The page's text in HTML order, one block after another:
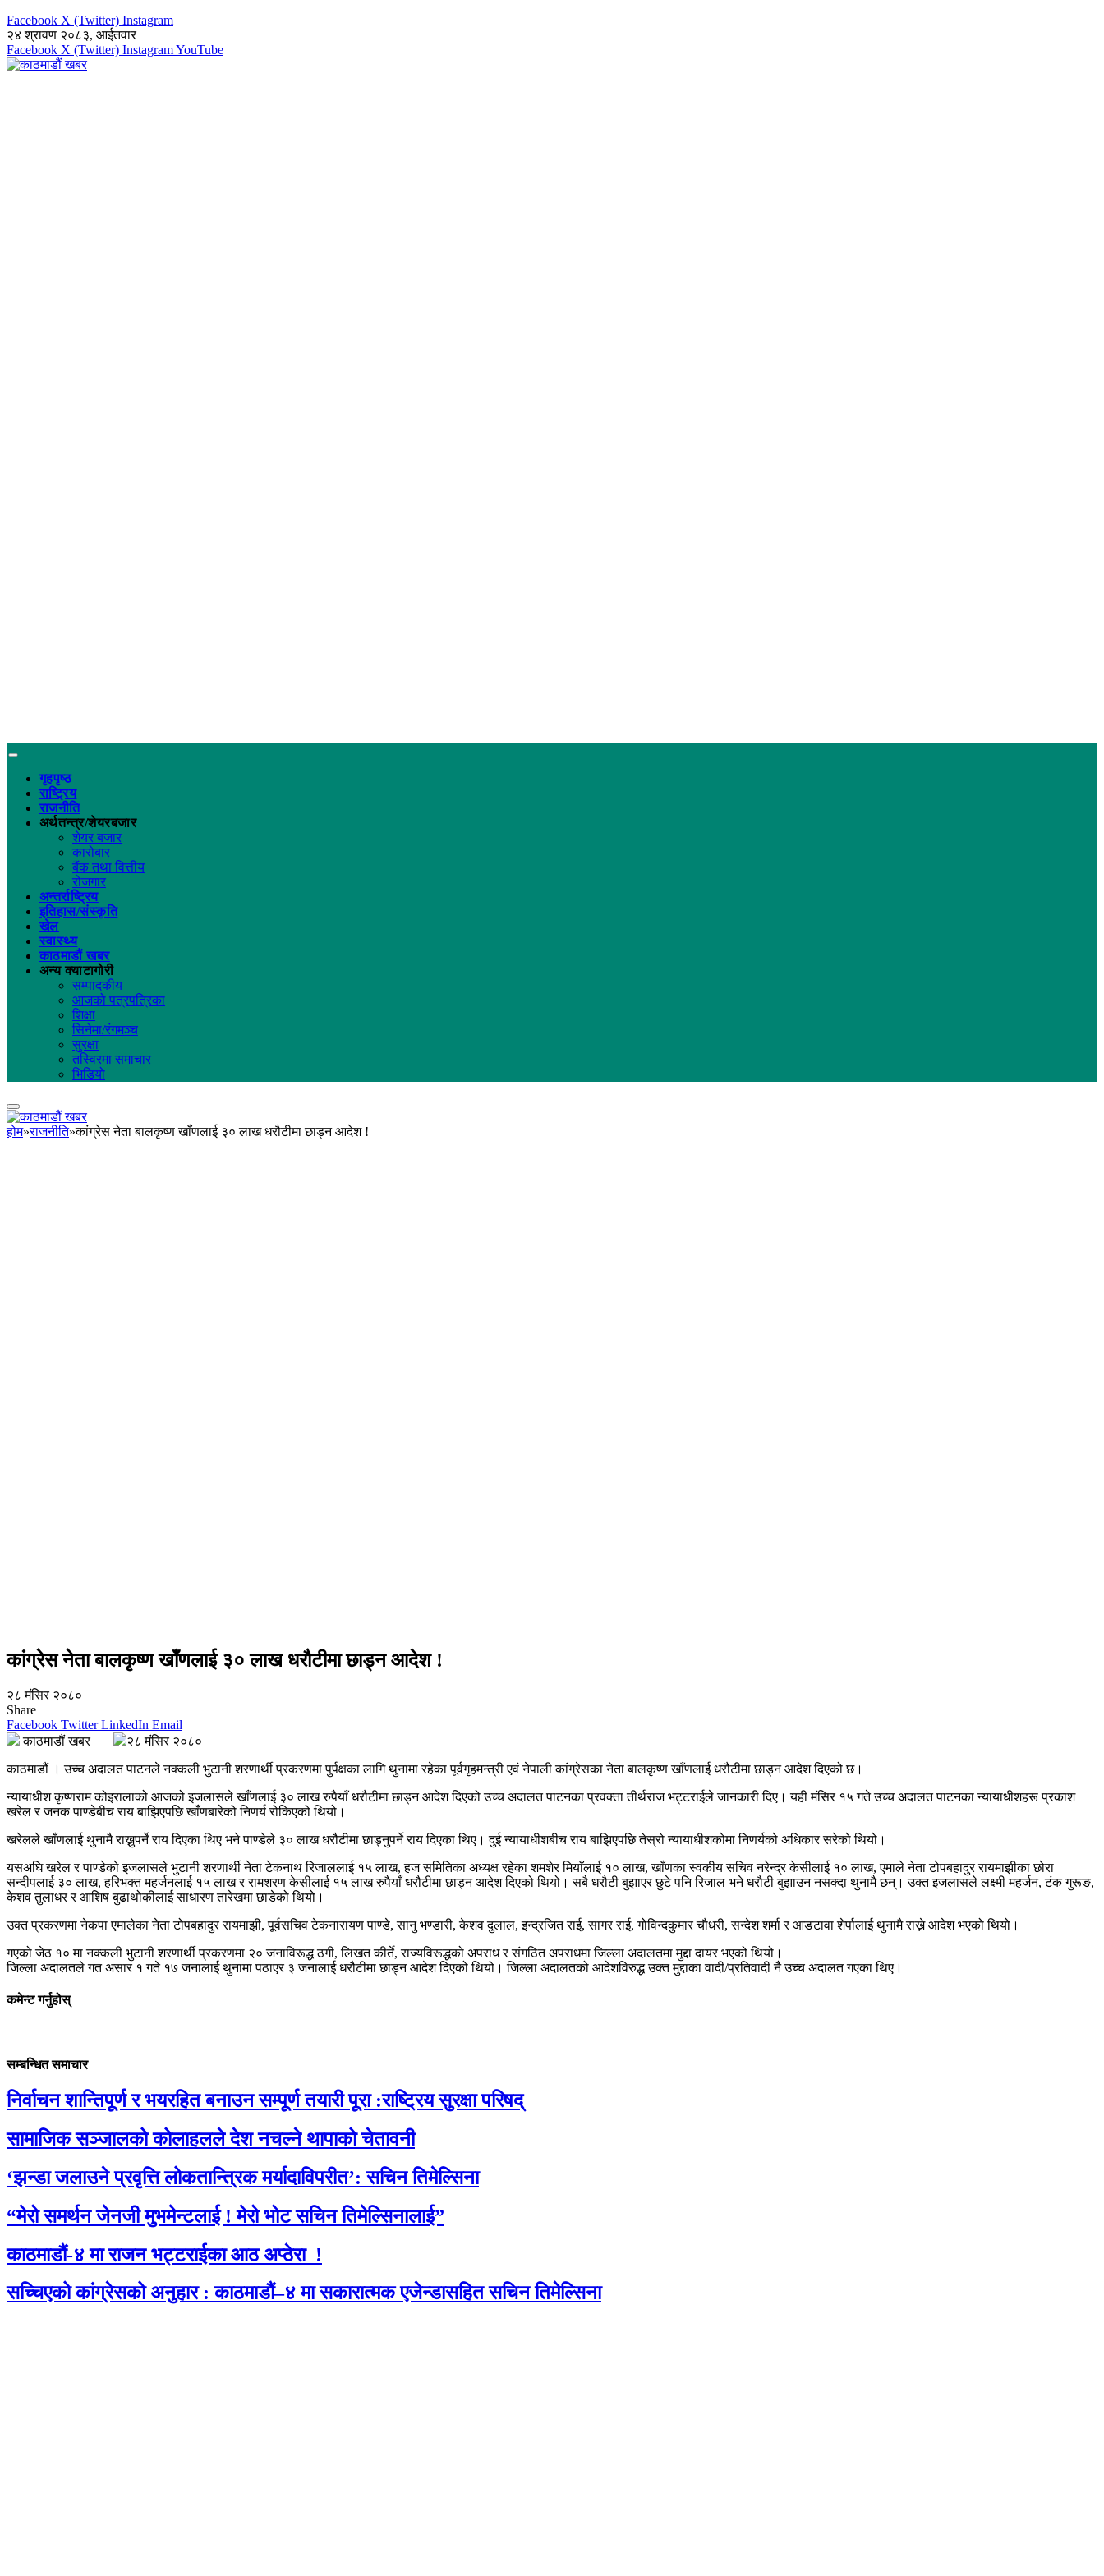
Facebook X (Twitter) Instagram
२४ श्रावण २०८३, आईतवार
Facebook X (Twitter) InstagramYouTube
गृहपृष्ठ
राष्ट्रिय
राजनीति
अर्थतन्त्र/शेयरबजार
शेयर बजार
कारोबार
बैंक तथा वित्तीय
रोजगार
अन्तर्राष्ट्रिय
इतिहास/संस्कृति
खेल
स्वास्थ्य
काठमाडौं खबर
अन्य क्याटागोरी
सम्पादकीय
आजको पत्रपत्रिका
शिक्षा
सिनेमा/रंगमञ्च
सुरक्षा
तस्विरमा समाचार
भिडियो
होम»राजनीति»कांग्रेस नेता बालकृष्ण खाँणलाई ३० लाख धरौटीमा छाड्न आदेश !
कांग्रेस नेता बालकृष्ण खाँणलाई ३० लाख धरौटीमा छाड्न आदेश !
२८ मंसिर २०८०
Share
Facebook Twitter LinkedIn Email
काठमाडौं खबर
२८ मंसिर २०८०
काठमाडौं । उच्च अदालत पाटनले नक्कली भुटानी शरणार्थी प्रकरणमा पुर्पक्षका लागि थुनामा रहेका पूर्वगृहमन्त्री एवं नेपाली कांग्रेसका नेता बालकृष्ण खाँणलाई धरौटीमा छाड्न आदेश दिएको छ।
न्यायाधीश कृष्णराम कोइरालाको आजको इजलासले खाँणलाई ३० लाख रुपैयाँ धरौटीमा छाड्न आदेश दिएको उच्च अदालत पाटनका प्रवक्ता तीर्थराज भट्टराईले जानकारी दिए। यही मंसिर १५ गते उच्च अदालत पाटनका न्यायाधीशहरू प्रकाश
खरेल र जनक पाण्डेबीच राय बाझिएपछि खाँणबारेको निणर्य रोकिएको थियो।
खरेलले खाँणलाई थुनामै राख्नुपर्ने राय दिएका थिए भने पाण्डेले ३० लाख धरौटीमा छाड्नुपर्ने राय दिएका थिए। दुई न्यायाधीशबीच राय बाझिएपछि तेस्रो न्यायाधीशकोमा निणर्यको अधिकार सरेको थियो।
यसअघि खरेल र पाण्डेको इजलासले भुटानी शरणार्थी नेता टेकनाथ रिजाललाई १५ लाख, हज समितिका अध्यक्ष रहेका शमशेर मियाँलाई १० लाख, खाँणका स्वकीय सचिव नरेन्द्र केसीलाई १० लाख, एमाले नेता टोपबहादुर रायमाझीका छोरा
सन्दीपलाई ३० लाख, हरिभक्त महर्जनलाई १५ लाख र रामशरण केसीलाई १५ लाख रुपैयाँ धरौटीमा छाड्न आदेश दिएको थियो। सबै धरौटी बुझाएर छुटे पनि रिजाल भने धरौटी बुझाउन नसक्दा थुनामै छन्। उक्त इजलासले लक्ष्मी महर्जन, टंक गुरूङ,
केशव तुलाधर र आशिष बुढाथोकीलाई साधारण तारेखमा छाडेको थियो।
उक्त प्रकरणमा नेकपा एमालेका नेता टोपबहादुर रायमाझी, पूर्वसचिव टेकनारायण पाण्डे, सानु भण्डारी, केशव दुलाल, इन्द्रजित राई, सागर राई, गोविन्दकुमार चौधरी, सन्देश शर्मा र आङटावा शेर्पालाई थुनामै राख्ने आदेश भएको थियो।
गएको जेठ १० मा नक्कली भुटानी शरणार्थी प्रकरणमा २० जनाविरूद्ध ठगी, लिखत कीर्ते, राज्यविरूद्धको अपराध र संगठित अपराधमा जिल्ला अदालतमा मुद्दा दायर भएको थियो।
जिल्ला अदालतले गत असार १ गते १७ जनालाई थुनामा पठाएर ३ जनालाई धरौटीमा छाड्न आदेश दिएको थियो। जिल्ला अदालतको आदेशविरुद्ध उक्त मुद्दाका वादी/प्रतिवादी नै उच्च अदालत गएका थिए।
कमेन्ट गर्नुहोस्
सम्बन्धित समाचार
निर्वाचन शान्तिपूर्ण र भयरहित बनाउन सम्पूर्ण तयारी पूरा :राष्ट्रिय सुरक्षा परिषद्
सामाजिक सञ्जालको कोलाहलले देश नचल्ने थापाको चेतावनी
‘झन्डा जलाउने प्रवृत्ति लोकतान्त्रिक मर्यादाविपरीत’: सचिन तिमेल्सिना
“मेरो समर्थन जेनजी मुभमेन्टलाई ! मेरो भोट सचिन तिमेल्सिनालाई”
काठमाडौं-४ मा राजन भट्टराईका आठ अप्ठेरा !
सच्चिएको कांग्रेसको अनुहार : काठमाडौं–४ मा सकारात्मक एजेन्डासहित सचिन तिमेल्सिना